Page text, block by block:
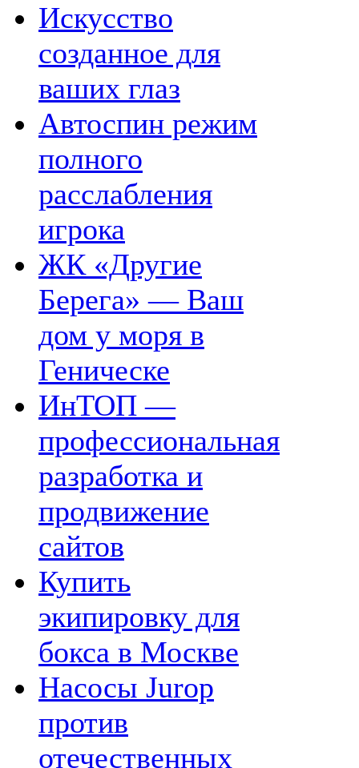
Искусство
созданное для
ваших глаз
Автоспин режим
полного
расслабления
игрока
ЖК «Другие
Берега» — Ваш
дом у моря в
Геническе
ИнТОП —
профессиональная
разработка и
продвижение
сайтов
Купить
экипировку для
бокса в Москве
Насосы Jurop
против
отечественных